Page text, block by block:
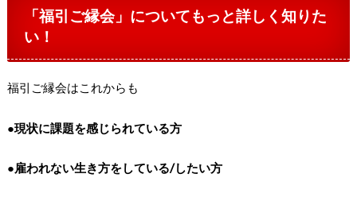
「福引ご縁会」についてもっと詳しく知りた
い！
福引ご縁会はこれからも
●現状に課題を感じられている方
●雇われない生き方をしている/したい方